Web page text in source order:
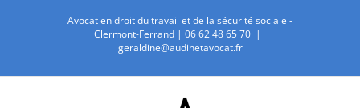
Avocat en droit du travail et de la sécurité sociale -
Clermont-Ferrand | 06 62 48 65 70 |
geraldine@audinetavocat.fr